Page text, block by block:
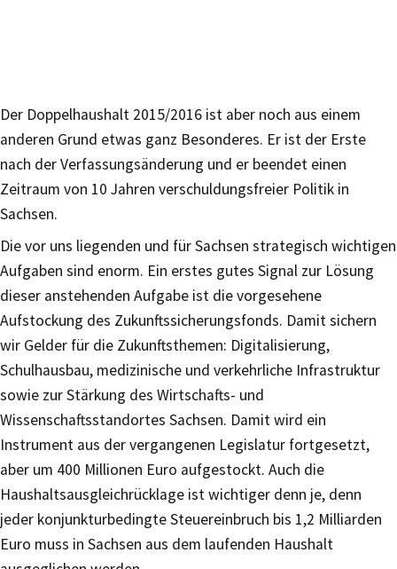
Der Doppelhaushalt 2015/2016 ist aber noch aus einem
anderen Grund etwas ganz Besonderes. Er ist der Erste
nach der Verfassungsänderung und er beendet einen
Zeitraum von 10 Jahren verschuldungsfreier Politik in
Sachsen.
Die vor uns liegenden und für Sachsen strategisch wichtigen
Aufgaben sind enorm. Ein erstes gutes Signal zur Lösung
dieser anstehenden Aufgabe ist die vorgesehene
Aufstockung des Zukunftssicherungsfonds. Damit sichern
wir Gelder für die Zukunftsthemen: Digitalisierung,
Schulhausbau, medizinische und verkehrliche Infrastruktur
sowie zur Stärkung des Wirtschafts- und
Wissenschaftsstandortes Sachsen. Damit wird ein
Instrument aus der vergangenen Legislatur fortgesetzt,
aber um 400 Millionen Euro aufgestockt. Auch die
Haushaltsausgleichrücklage ist wichtiger denn je, denn
jeder konjunkturbedingte Steuereinbruch bis 1,2 Milliarden
Euro muss in Sachsen aus dem laufenden Haushalt